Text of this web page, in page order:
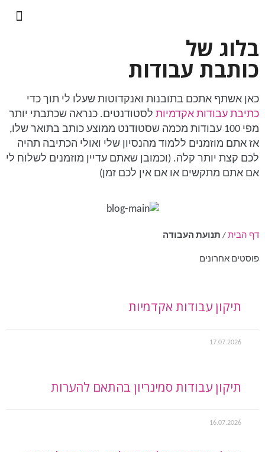
בלוג של
כותבת עבודות
כאן אשתף אתכם בתובנות ואנקדוטות שעלו לי תוך כדי
כתיבת עבודות אקדמיות לסטודנטים. כנראה שכתבתי יותר
מפי 100 עבודות מכמה שסטודנט ממוצע כותב בתואר שלו,
אז אתם מוזמנים ללמוד מהנסיון שלי ואולי הכתיבה תהיה
לכם קצת יותר קלה. (וכמובן שאתם עדיין מוזמנים לשלוח לי
אם אתם מתקשים או אם אין לכם זמן)
דף הבית / תנועת העבודה
פוסטים אחרונים
תיקון עבודות אקדמיות
17.07.2026
תיקון עבודות סמינריון בהתאם להערות
16.07.2026